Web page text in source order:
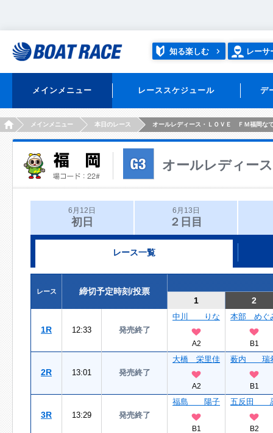
知る楽しむ レーサ
メインメニュー レーススケジュール デ
HOMEメインメニュー 本日のレース オールレディース・ＬＯＶＥ ＦＭ福岡な
オールレディー
6月12日
初日
6月13日
２日目
レース一覧
レース
締切予定時刻/投票
1
2
1R 12:33 発売終了
中川 りな
A2
本部 めぐ
B1
2R 13:01 発売終了
大橋 栄里佳
A2
薮内 瑞
B1
3R 13:29 発売終了
福島 陽子
B1
五反田
B2